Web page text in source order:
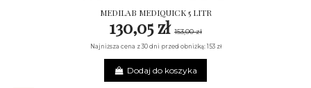
MEDILAB MEDIQUICK 5 LITR
130,05 zł 153,00 zł
Najniższa cena z 30 dni przed obniżką: 153 zł
Dodaj do koszyka